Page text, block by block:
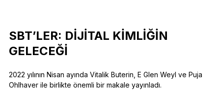
SBT’LER: DIJITAL KIMLIĞIN
GELECEĞI
2022 yılının Nisan ayında Vitalik Buterin, E Glen Weyl ve Puja
Ohlhaver ile birlikte önemli bir makale yayınladı.